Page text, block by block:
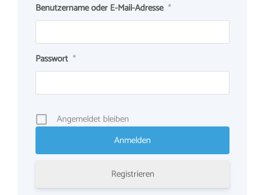
Benutzername oder E-Mail-Adresse *
Passwort *
Angemeldet bleiben
Registrieren